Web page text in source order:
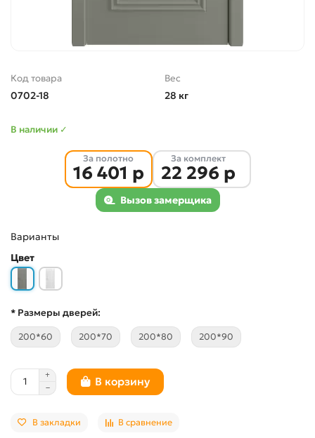
Код товара
0702-18
Вес
28 кг
В наличии ✓
За полотно
16 401 р
За комплект
22 296 р
Вызов замерщика
Варианты
Цвет
* Размеры дверей:
200*60 200*70 200*80 200*90
В корзину
В закладки В сравнение